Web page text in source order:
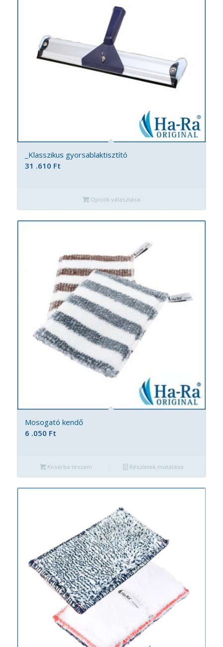
_Klasszikus gyorsablaktisztító
31 .610 Ft
Opciók választása
Mosogató kendő
6 .050 Ft
Kosárba teszem Részletek mutatása